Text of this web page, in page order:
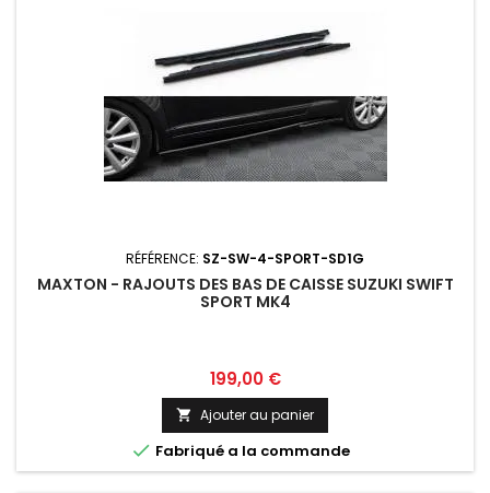
RÉFÉRENCE: SZ-SW-4-SPORT-SD1G
MAXTON - RAJOUTS DES BAS DE CAISSE SUZUKI SWIFT
SPORT MK4
Prix
199,00 €
 Ajouter au panier
 Fabriqué a la commande